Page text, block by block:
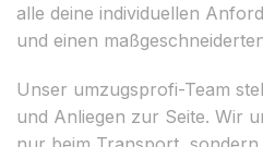
alle deine individuellen
und einen
Unser umzugsprofi-Team
und Anliegen zur Seite. Wir